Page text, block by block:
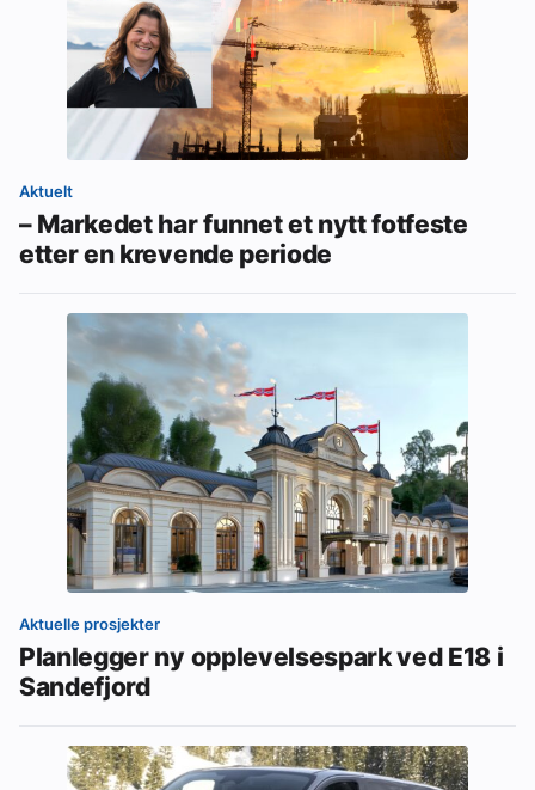
Aktuelt
– Markedet har funnet et nytt fotfeste
etter en krevende periode
Aktuelle prosjekter
Planlegger ny opplevelsespark ved E18 i
Sandefjord